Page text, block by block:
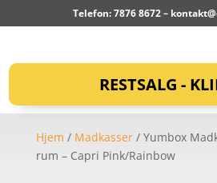
Telefon: 7876 8672 –
RESTSALG -
Hjem / Madkasser/ Yumbox
rum – Capri Pink/Rainbow